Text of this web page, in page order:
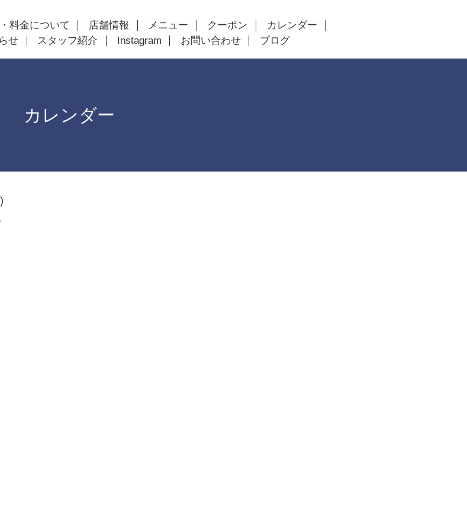
料金について 店舗情報 メニュー クーポン
カレンダー
せ スタッフ紹介 Instagram お問い合わせ ブログ
カレンダー